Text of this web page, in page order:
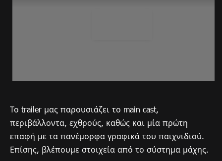
Το trailer μας παρουσιάζει το main cast,
περιβάλλοντα, εχθρούς, καθώς και μία πρώτη
επαφή με τα πανέμορφα γραφικά του παιχνιδιού.
Επίσης, βλέπουμε στοιχεία από το σύστημα μάχης.